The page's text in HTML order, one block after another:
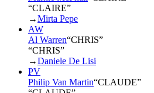
“CLAIRE”
→Mirta Pepe
AW
Al Warren“CHRIS”
“CHRIS”
→Daniele De Lisi
PV
Philip Van Martin“CLAUDE”